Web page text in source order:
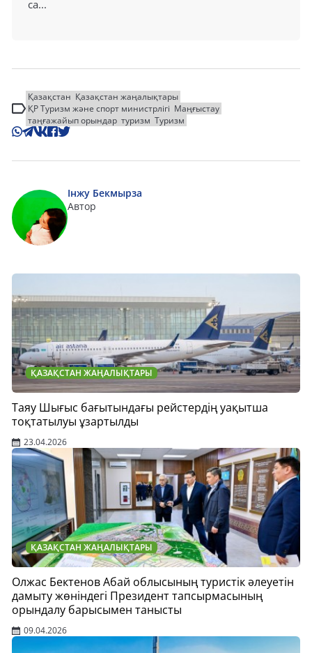
са...
Қазақстан Қазақстан жаңалықтары
ҚР Туризм және спорт министрлігі Маңғыстау
таңғажайып орындар туризм Туризм
Інжу Бекмырза
Автор
ҚАЗАҚСТАН ЖАҢАЛЫҚТАРЫ
Таяу Шығыс бағытындағы рейстердің уақытша
тоқтатылуы ұзартылды
23.04.2026
ҚАЗАҚСТАН ЖАҢАЛЫҚТАРЫ
Олжас Бектенов Абай облысының туристік әлеуетін
дамыту жөніндегі Президент тапсырмасының
орындалу барысымен танысты
09.04.2026